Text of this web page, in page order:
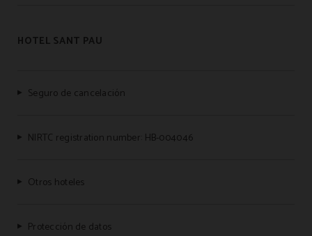
HOTEL SANT PAU
Seguro de cancelación
NIRTC registration number: HB-004046
Otros hoteles
Protección de datos